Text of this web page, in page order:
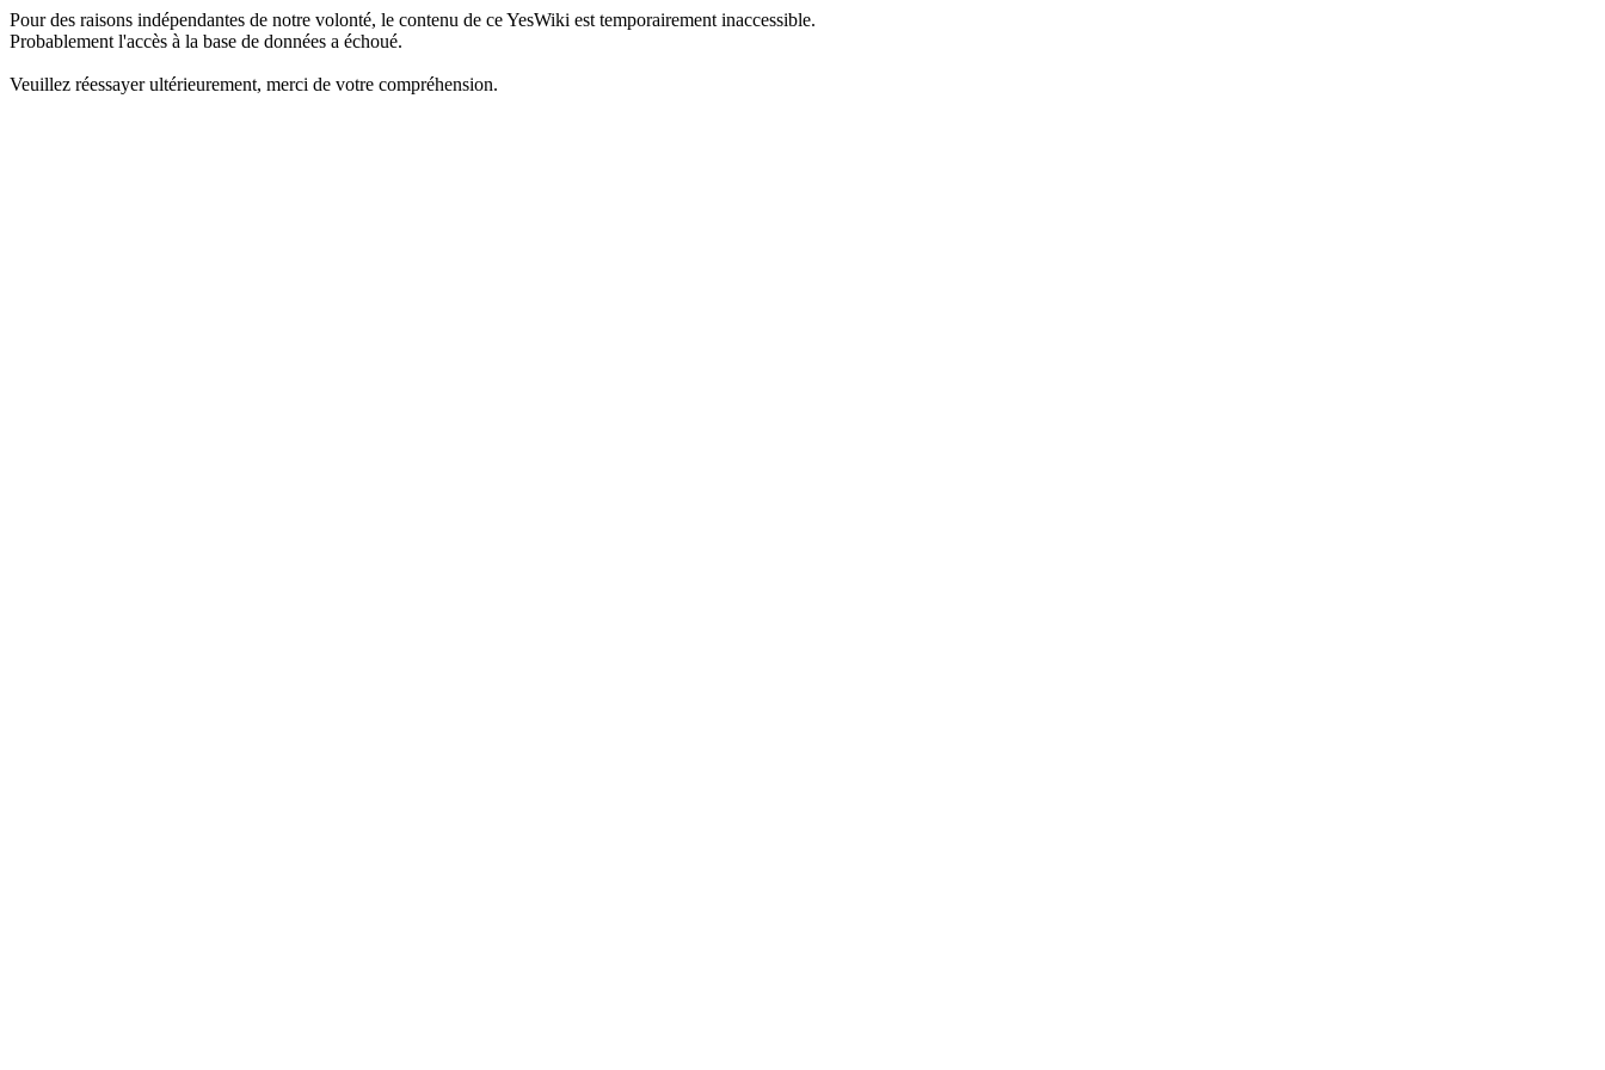
Pour des raisons indépendantes de notre volonté, le contenu de ce YesWiki est temporairement inaccessible.
Probablement l'accès à la base de données a échoué.
Veuillez réessayer ultérieurement, merci de votre compréhension.